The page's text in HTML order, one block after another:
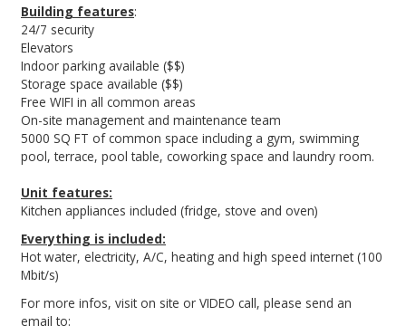
Building features:
24/7 security
Elevators
Indoor parking available ($$)
Storage space available ($$)
Free WIFI in all common areas
On-site management and maintenance team
5000 SQ FT of common space including a gym, swimming
pool, terrace, pool table, coworking space and laundry room.
Unit features:
Kitchen appliances included (fridge, stove and oven)
Everything is included:
Hot water, electricity, A/C, heating and high speed internet (100
Mbit/s)
For more infos, visit on site or VIDEO call, please send an
email to: